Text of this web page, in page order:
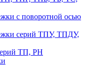
с поворотной осью
серий ТПУ, ТПДУ,
ТП, PH